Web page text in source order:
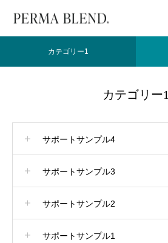
カテゴリー1
カテゴリー1
サポートサンプル4
サポートサンプル3
サポートサンプル2
サポートサンプル1